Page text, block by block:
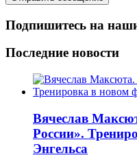
Подпишитесь на
Последние новости
Вячеслав
России».
Энгельса